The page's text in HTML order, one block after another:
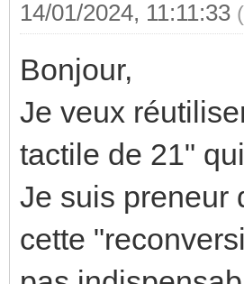
14/01/2024, 11:11:33
Bonjour,
Je veux
tactile de 21"
Je suis preneur
cette